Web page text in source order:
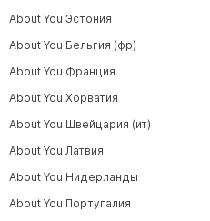
About You Эстония
About You Бельгия (фр)
About You Франция
About You Хорватия
About You Швейцария (ит)
About You Латвия
About You Нидерланды
About You Португалия